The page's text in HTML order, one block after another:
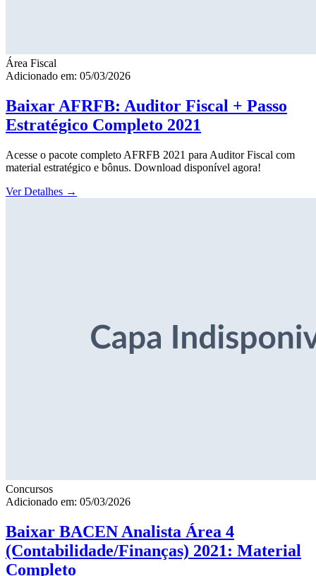
Área Fiscal
Adicionado em: 05/03/2026
Baixar AFRFB: Auditor Fiscal + Passo
Estratégico Completo 2021
Acesse o pacote completo AFRFB 2021 para Auditor Fiscal com
material estratégico e bônus. Download disponível agora!
Ver Detalhes →
Concursos
Adicionado em: 05/03/2026
Baixar BACEN Analista Área 4
(Contabilidade/Finanças) 2021: Material
Completo